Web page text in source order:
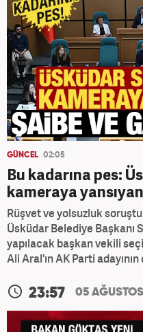
GÜNCEL 02:05
Bu kadarına pes:
kameraya
Rüşvet ve yolsuzluk
Üsküdar Belediye Başkanı
yapılacak başkan vekili
Ali Aral'ın AK Parti
23:57 05